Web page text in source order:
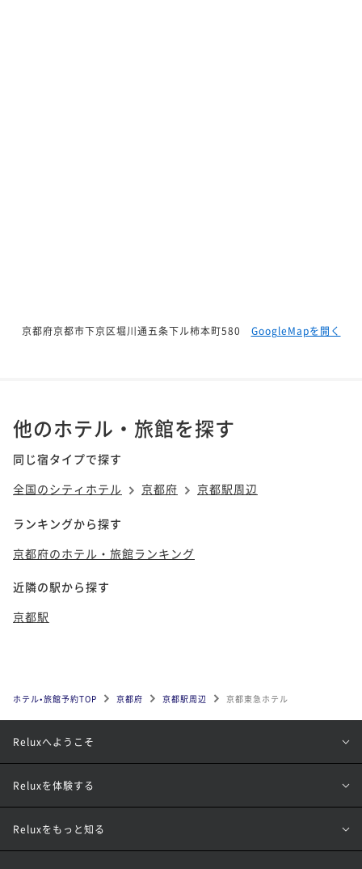
京都府京都市下京区堀川通五条下ル柿本町580 GoogleMapを開く
他のホテル・旅館を探す
同じ宿タイプで探す
全国のシティホテル
京都府 京都駅周辺
ランキングから探す
京都府のホテル・旅館ランキング
近隣の駅から探す
京都駅
ホテル•旅館予約TOP 京都府 京都駅周辺 京都東急ホテル
Reluxへようこそ
Reluxを体験する
Reluxをもっと知る